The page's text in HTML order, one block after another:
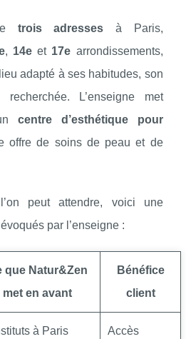
trois adresses à Paris,
, 14eet 17e arrondissements,
adapté à ses habitudes, son
L’enseigne met
centre d’esthétique pour
offre de soins de peau et de
peut attendre, voici une
par l’enseigne :
que Natur&Zen
met en avant
Bénéfice
client
à Paris
Accès